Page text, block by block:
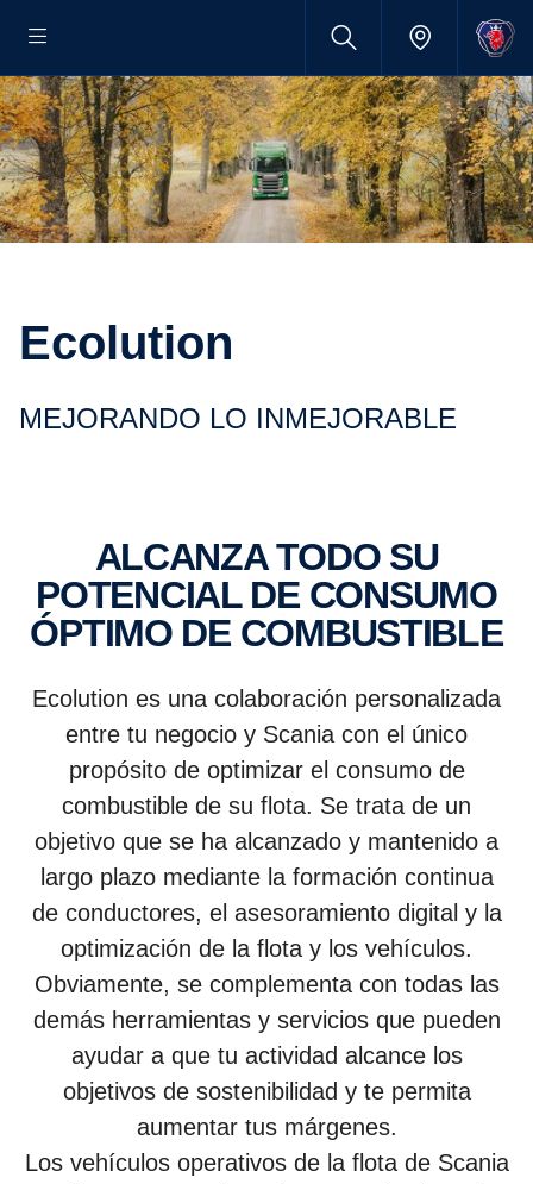
Ecolu­tion
MEJORANDO LO INMEJO­RABLE
ALCANZA TODO SU
POTEN­CIAL DE CONSUMO
ÓPTIMO DE COMBUS­TIBLE
Ecolution es una colaboración personalizada
entre tu negocio y Scania con el único
propósito de optimizar el consumo de
combustible de su flota. Se trata de un
objetivo que se ha alcanzado y mantenido a
largo plazo mediante la formación continua
de conductores, el asesoramiento digital y la
optimización de la flota y los vehículos.
Obviamente, se complementa con todas las
demás herramientas y servicios que pueden
ayudar a que tu actividad alcance los
objetivos de sostenibilidad y te permita
aumentar tus márgenes.
Los vehículos operativos de la flota de Scania